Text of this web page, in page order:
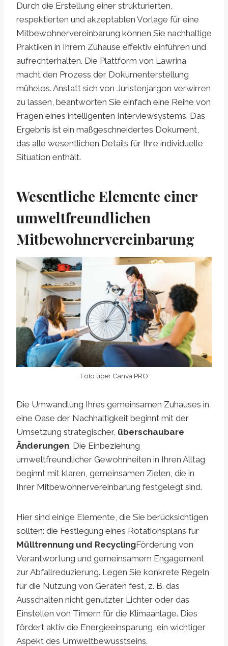
Durch die Erstellung einer strukturierten,
respektierten und akzeptablen Vorlage für eine
Mitbewohnervereinbarung können Sie nachhaltige
Praktiken in Ihrem Zuhause effektiv einführen und
aufrechterhalten. Die Plattform von Lawrina
macht den Prozess der Dokumenterstellung
mühelos. Anstatt sich von Juristenjargon verwirren
zu lassen, beantworten Sie einfach eine Reihe von
Fragen eines intelligenten Interviewsystems. Das
Ergebnis ist ein maßgeschneidertes Dokument,
das alle wesentlichen Details für Ihre individuelle
Situation enthält.
Wesentliche Elemente einer
umweltfreundlichen
Mitbewohnervereinbarung
Foto über Canva PRO
Die Umwandlung Ihres gemeinsamen Zuhauses in
eine Oase der Nachhaltigkeit beginnt mit der
Umsetzung strategischer, überschaubare
Änderungen. Die Einbeziehung
umweltfreundlicher Gewohnheiten in Ihren Alltag
beginnt mit klaren, gemeinsamen Zielen, die in
Ihrer Mitbewohnervereinbarung festgelegt sind.
Hier sind einige Elemente, die Sie berücksichtigen
sollten: die Festlegung eines Rotationsplans für
Mülltrennung und RecyclingFörderung von
Verantwortung und gemeinsamem Engagement
zur Abfallreduzierung. Legen Sie konkrete Regeln
für die Nutzung von Geräten fest, z. B. das
Ausschalten nicht genutzter Lichter oder das
Einstellen von Timern für die Klimaanlage. Dies
fördert aktiv die Energieeinsparung, ein wichtiger
Aspekt des Umweltbewusstseins.